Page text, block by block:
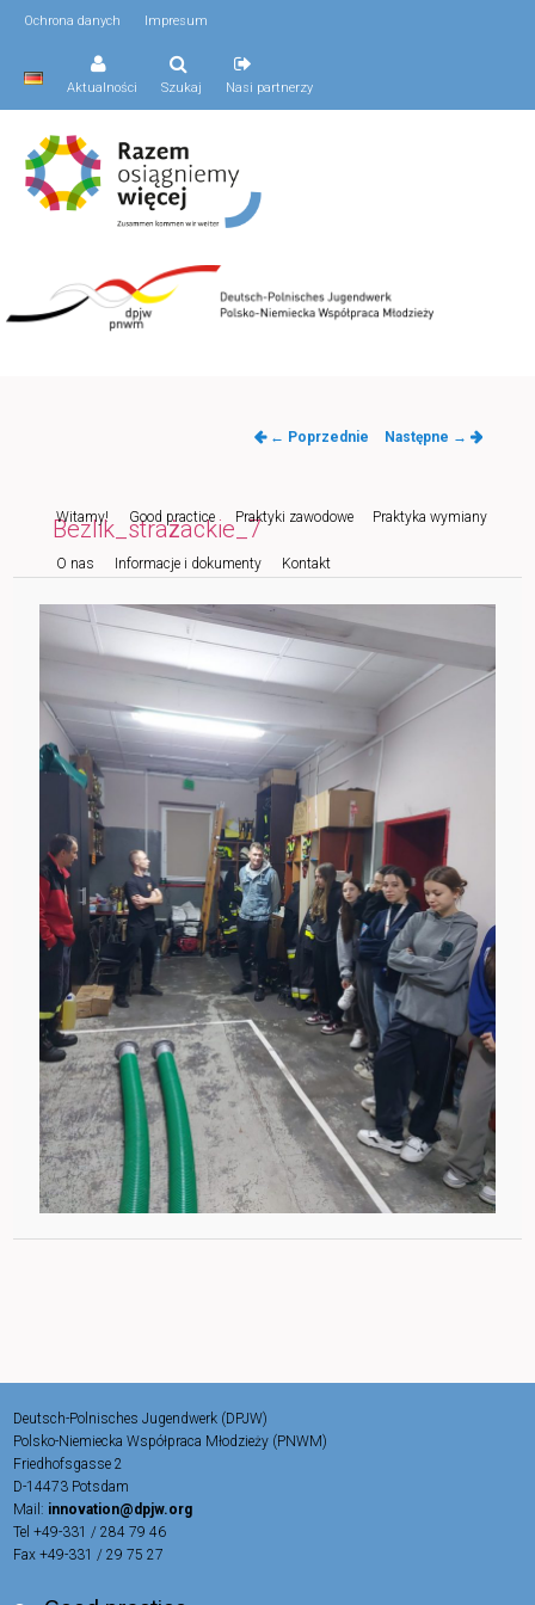
Ochrona danych Impresum
Aktualności Szukaj Nasi partnerzy
główne
Przeskocz
do
tekstu
Witamy! Good practice Praktyki zawodowe Praktyka wymiany
O nas Informacje i dokumenty Kontakt
Nawigacja
← Poprzednie Następne →
Bezlik_strażackie_7
Deutsch-Polnisches Jugendwerk (DPJW)
Polsko-Niemiecka Współpraca Młodzieży (PNWM)
Friedhofsgasse 2
D-14473 Potsdam
Mail: innovation@dpjw.org
Tel +49-331 / 284 79 46
Fax +49-331 / 29 75 27